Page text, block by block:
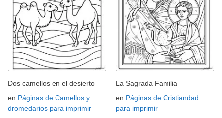
Dos camellos en el desierto
en Páginas de Camellos y
dromedarios para imprimir
La Sagrada Familia
en Páginas de Cristiandad
para imprimir